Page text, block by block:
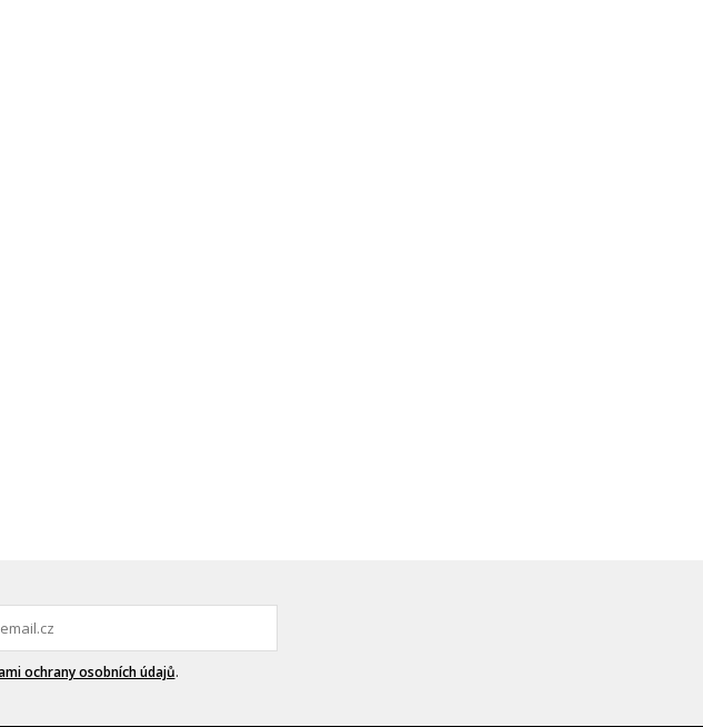
ochrany osobních údajů.